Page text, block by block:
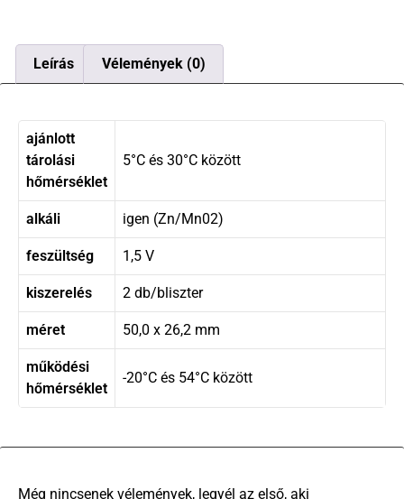
Leírás Vélemények (0)
ajánlott
tárolási
hőmérséklet
5°C és 30°C között
alkáli igen (Zn/Mn02)
feszültség 1,5 V
kiszerelés 2 db/bliszter
méret 50,0 x 26,2 mm
működési
hőmérséklet
-20°C és 54°C között